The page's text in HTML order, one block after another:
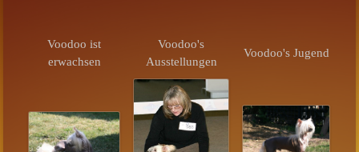
Voodoo ist
erwachsen
Voodoo's
Ausstellungen
Voodoo's Jugend